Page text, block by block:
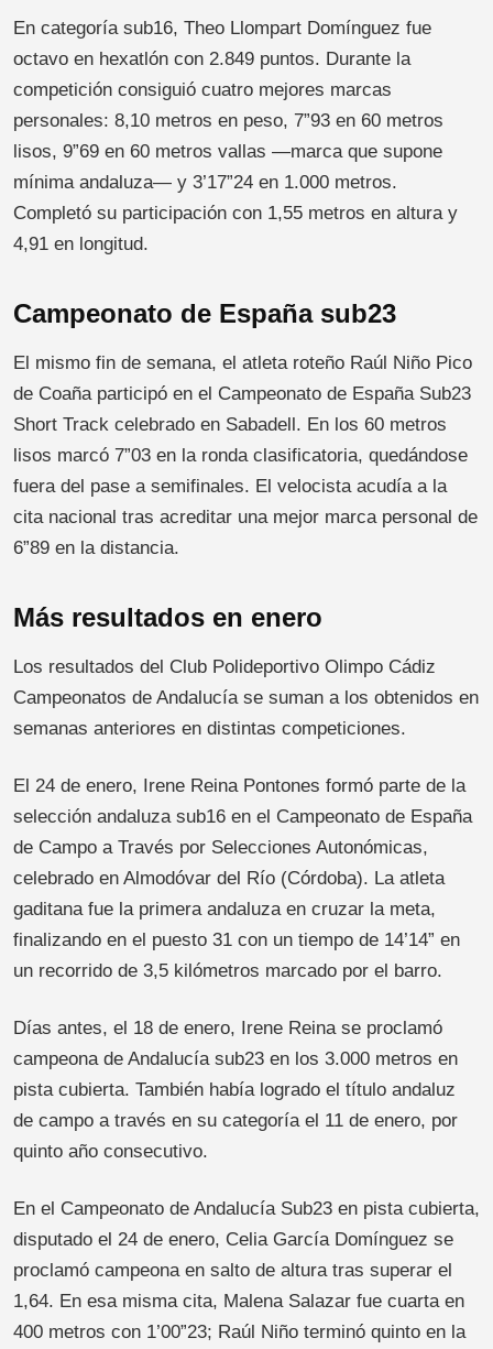
En categoría sub16, Theo Llompart Domínguez fue
octavo en hexatlón con 2.849 puntos. Durante la
competición consiguió cuatro mejores marcas
personales: 8,10 metros en peso, 7”93 en 60 metros
lisos, 9”69 en 60 metros vallas —marca que supone
mínima andaluza— y 3’17”24 en 1.000 metros.
Completó su participación con 1,55 metros en altura y
4,91 en longitud.
Campeonato de España sub23
El mismo fin de semana, el atleta roteño Raúl Niño Pico
de Coaña participó en el Campeonato de España Sub23
Short Track celebrado en Sabadell. En los 60 metros
lisos marcó 7”03 en la ronda clasificatoria, quedándose
fuera del pase a semifinales. El velocista acudía a la
cita nacional tras acreditar una mejor marca personal de
6”89 en la distancia.
Más resultados en enero
Los resultados del Club Polideportivo Olimpo Cádiz
Campeonatos de Andalucía se suman a los obtenidos en
semanas anteriores en distintas competiciones.
El 24 de enero, Irene Reina Pontones formó parte de la
selección andaluza sub16 en el Campeonato de España
de Campo a Través por Selecciones Autonómicas,
celebrado en Almodóvar del Río (Córdoba). La atleta
gaditana fue la primera andaluza en cruzar la meta,
finalizando en el puesto 31 con un tiempo de 14’14” en
un recorrido de 3,5 kilómetros marcado por el barro.
Días antes, el 18 de enero, Irene Reina se proclamó
campeona de Andalucía sub23 en los 3.000 metros en
pista cubierta. También había logrado el título andaluz
de campo a través en su categoría el 11 de enero, por
quinto año consecutivo.
En el Campeonato de Andalucía Sub23 en pista cubierta,
disputado el 24 de enero, Celia García Domínguez se
proclamó campeona en salto de altura tras superar el
1,64. En esa misma cita, Malena Salazar fue cuarta en
400 metros con 1’00”23; Raúl Niño terminó quinto en la